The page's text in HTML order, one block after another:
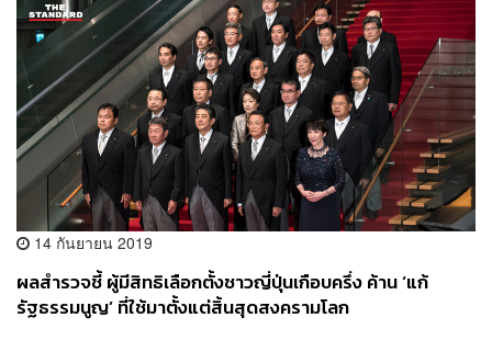
14 กันยายน 2019
ผลสำรวจชี้ ผู้มีสิทธิเลือกตั้งชาวญี่ปุ่นเกือบครึ่ง ค้าน ‘แก้
รัฐธรรมนูญ’ ที่ใช้มาตั้งแต่สิ้นสุดสงครามโลก